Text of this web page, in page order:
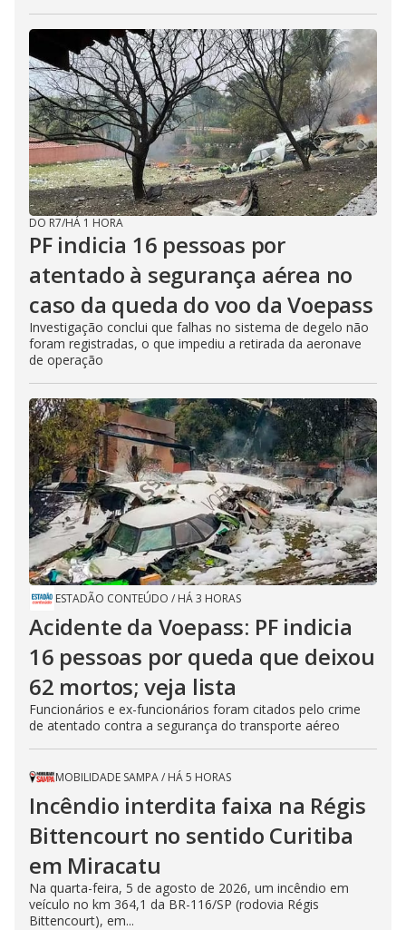
DO R7/HÁ 1 HORA
PF indicia 16 pessoas por
atentado à segurança aérea no
caso da queda do voo da Voepass
Investigação conclui que falhas no sistema de degelo não
foram registradas, o que impediu a retirada da aeronave
de operação
ESTADÃO CONTEÚDO / HÁ 3 HORAS
Acidente da Voepass: PF indicia
16 pessoas por queda que deixou
62 mortos; veja lista
Funcionários e ex-funcionários foram citados pelo crime
de atentado contra a segurança do transporte aéreo
MOBILIDADE SAMPA/ HÁ 5 HORAS
Incêndio interdita faixa na Régis
Bittencourt no sentido Curitiba
em Miracatu
Na quarta-feira, 5 de agosto de 2026, um incêndio em
veículo no km 364,1 da BR-116/SP (rodovia Régis
Bittencourt), em...